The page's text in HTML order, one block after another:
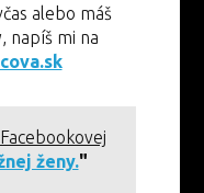
alebo máš
napíš mi na
Facebookovej
ženy."